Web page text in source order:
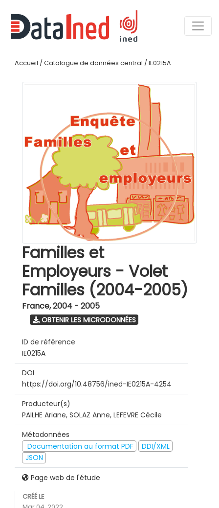
Accueil / Catalogue de données central / IE0215A
Familles et
Employeurs - Volet
Familles (2004-2005)
France,2004 - 2005
OBTENIR LES MICRODONNÉES
ID de référence
IE0215A
DOI
https://doi.org/10.48756/ined-IE0215A-4254
Producteur(s)
PAILHE Ariane, SOLAZ Anne, LEFEVRE Cécile
Métadonnées
Documentation au format PDF
DDI/XML
JSON
Page web de l'étude
CRÉÉ LE